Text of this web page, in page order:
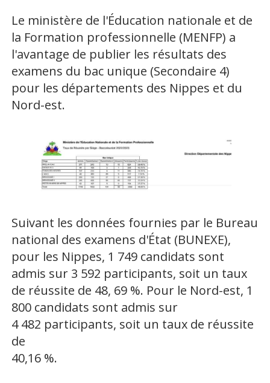
Le ministère de l'Éducation nationale et de
la Formation professionnelle (MENFP) a
l'avantage de publier les résultats des
examens du bac unique (Secondaire 4)
pour les départements des Nippes et du
Nord-est.
Suivant les données fournies par le Bureau
national des examens d'État (BUNEXE),
pour les Nippes, 1 749 candidats sont
admis sur 3 592 participants, soit un taux
de réussite de 48, 69 %. Pour le Nord-est, 1
800 candidats sont admis sur
4 482 participants, soit un taux de réussite
de
40,16 %.